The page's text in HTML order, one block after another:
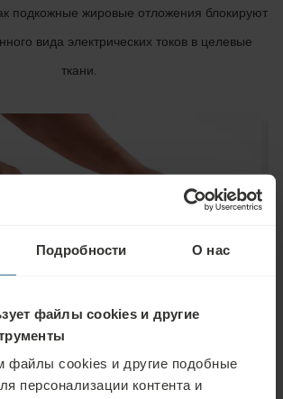
Подробности О нас
файлы cookies и другие
файлы cookies и другие подобные
персонализации контента и
подкожные жировые отложения блокируют
вида электрических токов в целевые
ткани.